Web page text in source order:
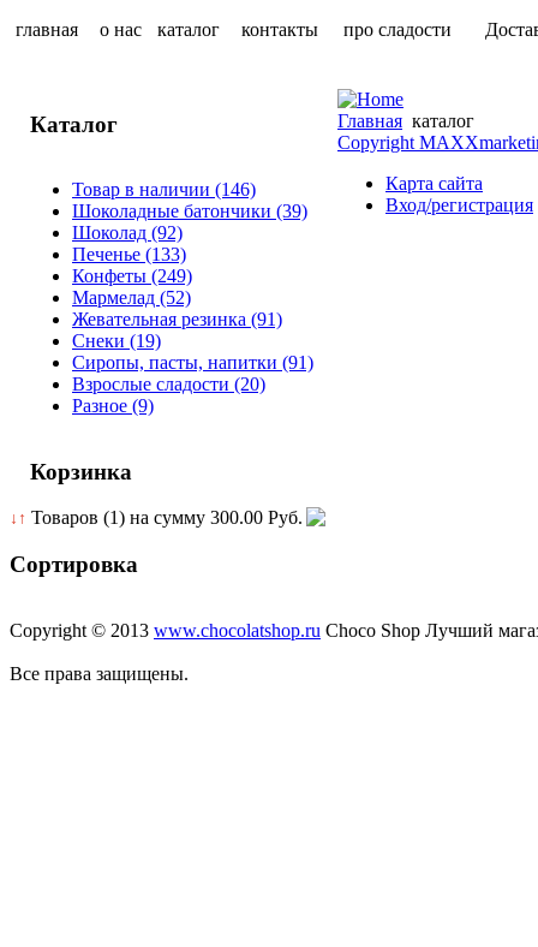
главная о нас каталог контакты про сладости
Каталог
Товар в наличии (146)
Шоколадные батончики (39)
Шоколад (92)
Печенье (133)
Конфеты (249)
Мармелад (52)
Жевательная резинка (91)
Снеки (19)
Сиропы, пасты, напитки (91)
Взрослые сладости (20)
Разное (9)
Корзинка
↓↑ Товаров (1) на сумму 300.00 Руб.
Сортировка
Главная каталог
Copyright
Карта сайта
Вход/регистрация
Copyright © 2013 www.chocolatshop.ru Choco Shop Лучший
Все права защищены.